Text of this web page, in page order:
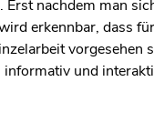
Erst nachdem man
erkennbar, dass
vorgesehen
und